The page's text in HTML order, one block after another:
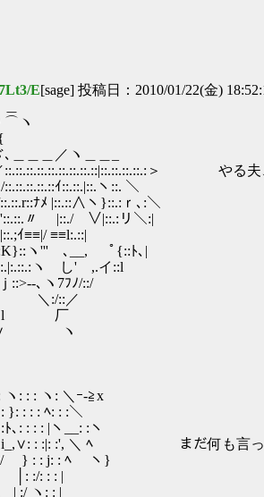
E[sage] 投稿日：2010/01/22(金)
＿／ヽ＿＿_
＞ やる夫、
ｲ::.::.|::.ヽ::. ＼
ﾒ |::.::∧ヽ}::.:ｒ､:＼
〃 |::./
ｲ≡≡|/
ヽ''' ､
ヽ し' ,.
ｊ::>‐-､ヽ
::.::// ＼
l
//
ヽ: : : ヽ: ＼ｰ-≧x
}: : : : ﾍ: : :＼
､: : : : |ヽ__: :ヽ
i＼i_,∨: : :|: :', ＼ ﾍ まだ何も言っ
:/ } : : j: : ﾍ ヽ}
:/: : : |
| :/ ヽ: : |